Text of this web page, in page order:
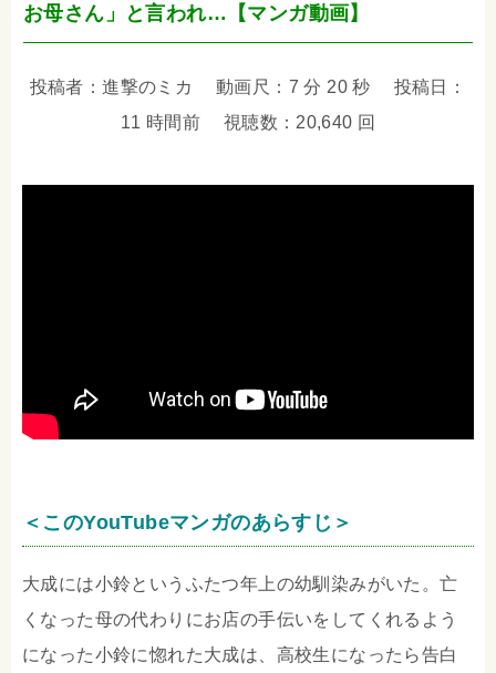
お母さん」と言われ…【マンガ動画】
投稿者：進撃のミカ 動画尺：7 分 20 秒 投稿日：
11 時間前 視聴数：20,640 回
＜このYouTubeマンガのあらすじ＞
大成には小鈴というふたつ年上の幼馴染みがいた。亡
くなった母の代わりにお店の手伝いをしてくれるよう
になった小鈴に惚れた大成は、高校生になったら告白